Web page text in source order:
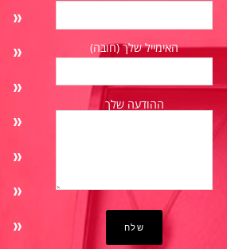
האימייל שלך (חובה)
ההודעה שלך